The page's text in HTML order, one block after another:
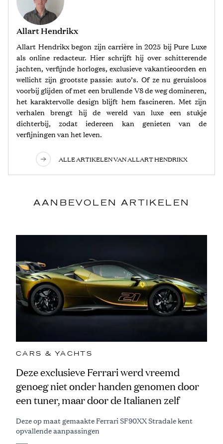
Allart Hendrikx
Allart Hendrikx begon zijn carrière in 2025 bij Pure Luxe
als online redacteur. Hier schrijft hij over schitterende
jachten, verfijnde horloges, exclusieve vakantieoorden en
wellicht zijn grootste passie: auto’s. Of ze nu geruisloos
voorbij glijden of met een brullende V8 de weg domineren,
het karaktervolle design blijft hem fascineren. Met zijn
verhalen brengt hij de wereld van luxe een stukje
dichterbij, zodat iedereen kan genieten van de
verfijningen van het leven.
ALLE ARTIKELEN VAN ALLART HENDRIKX
AANBEVOLEN ARTIKELEN
CARS & YACHTS
Deze exclusieve Ferrari werd vreemd
genoeg niet onder handen genomen door
een tuner, maar door de Italianen zelf
Deze op maat gemaakte Ferrari SF90XX Stradale kent
opvallende aanpassingen